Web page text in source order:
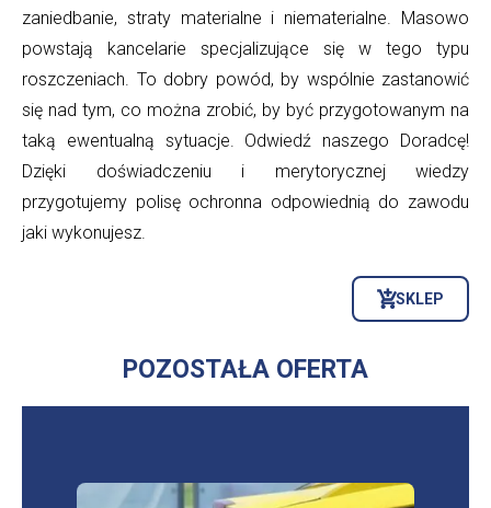
zaniedbanie, straty materialne i niematerialne. Masowo
powstają kancelarie specjalizujące się w tego typu
roszczeniach. To dobry powód, by wspólnie zastanowić
się nad tym, co można zrobić, by być przygotowanym na
taką ewentualną sytuacje. Odwiedź naszego Doradcę!
Dzięki doświadczeniu i merytorycznej wiedzy
przygotujemy polisę ochronna odpowiednią do zawodu
jaki wykonujesz.
SKLEP
OTWORZY
SIĘ
POZOSTAŁA OFERTA